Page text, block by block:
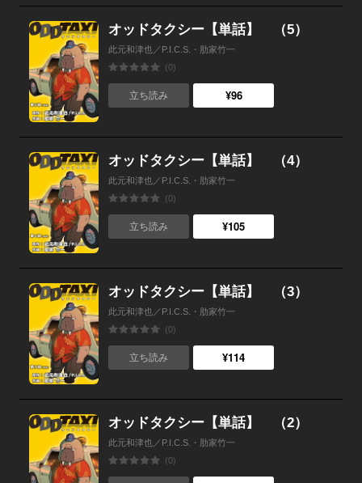
オッドタクシー【単話】 （5）
此元和津也／P.I.C.S.・肋家竹一
(0)
立ち読み ¥96
オッドタクシー【単話】 （4）
此元和津也／P.I.C.S.・肋家竹一
(0)
立ち読み ¥105
オッドタクシー【単話】 （3）
此元和津也／P.I.C.S.・肋家竹一
(0)
立ち読み ¥114
オッドタクシー【単話】 （2）
此元和津也／P.I.C.S.・肋家竹一
(0)